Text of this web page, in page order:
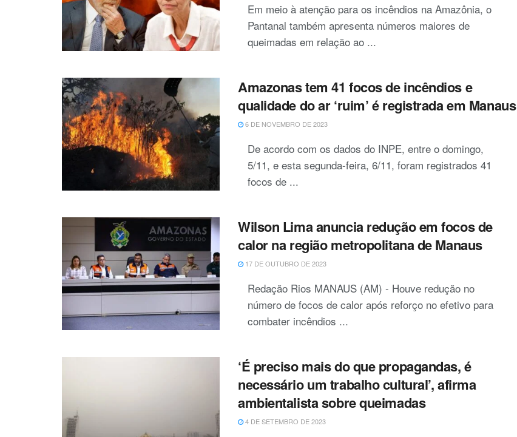
Em meio à atenção para os incêndios na Amazônia, o
Pantanal também apresenta números maiores de
queimadas em relação ao ...
Amazonas tem 41 focos de incêndios e
qualidade do ar ‘ruim’ é registrada em Manaus
6 DE NOVEMBRO DE 2023
De acordo com os dados do INPE, entre o domingo,
5/11, e esta segunda-feira, 6/11, foram registrados 41
focos de ...
Wilson Lima anuncia redução em focos de
calor na região metropolitana de Manaus
17 DE OUTUBRO DE 2023
Redação Rios MANAUS (AM) - Houve redução no
número de focos de calor após reforço no efetivo para
combater incêndios ...
‘É preciso mais do que propagandas, é
necessário um trabalho cultural’, afirma
ambientalista sobre queimadas
4 DE SETEMBRO DE 2023